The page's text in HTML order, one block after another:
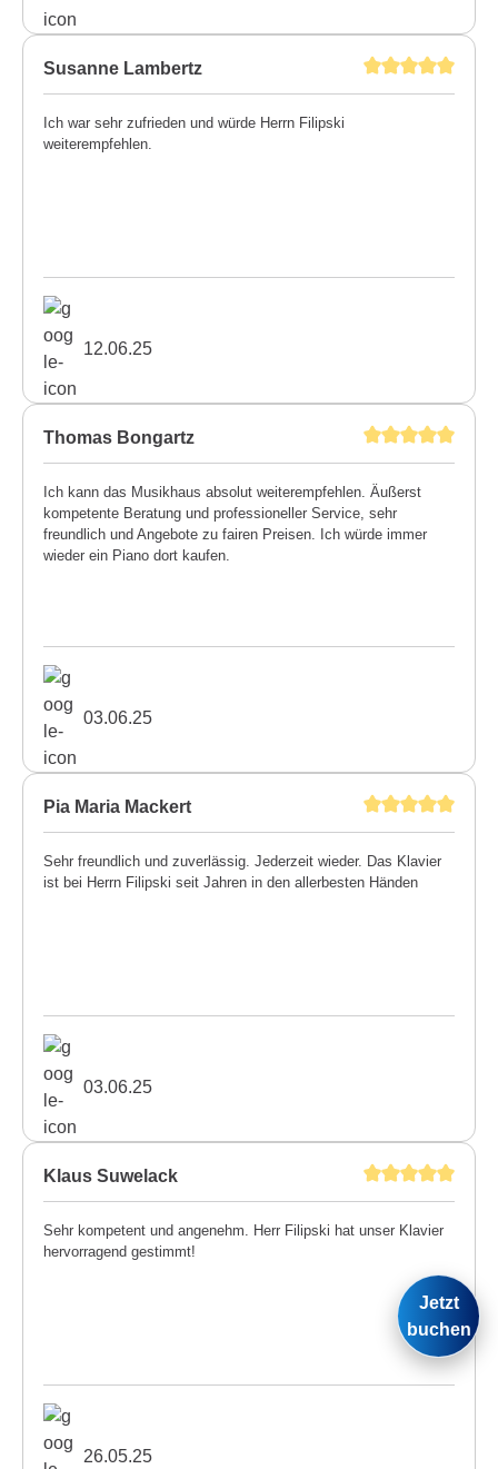
Susanne Lambertz
Ich war sehr zufrieden und würde Herrn Filipski
weiterempfehlen.
12.06.25
Thomas Bongartz
Ich kann das Musikhaus absolut weiterempfehlen. Äußerst
kompetente Beratung und professioneller Service, sehr
freundlich und Angebote zu fairen Preisen. Ich würde immer
wieder ein Piano dort kaufen.
03.06.25
Pia Maria Mackert
Sehr freundlich und zuverlässig. Jederzeit wieder. Das Klavier
ist bei Herrn Filipski seit Jahren in den allerbesten Händen
03.06.25
Klaus Suwelack
Sehr kompetent und angenehm. Herr Filipski hat unser Klavier
hervorragend gestimmt!
26.05.25
Jetzt
buchen